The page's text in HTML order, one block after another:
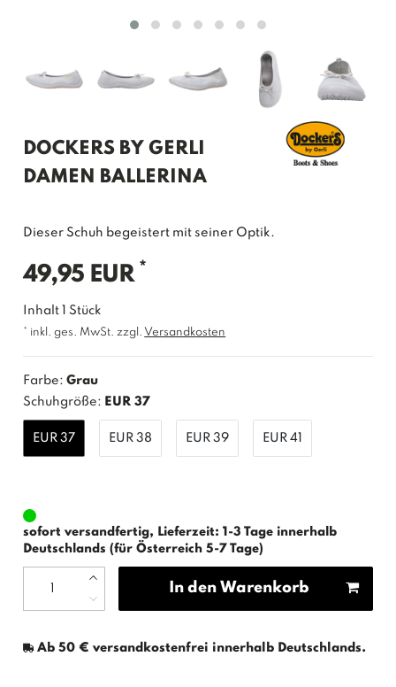
DOCKERS BY GERLI
DAMEN BALLERINA
Dieser Schuh begeistert mit seiner Optik.
49,95 EUR *
Inhalt1Stück
* inkl. ges. MwSt. zzgl. Versandkosten
Farbe:Grau
Schuhgröße: EUR 37
EUR 37 EUR 38 EUR 39 EUR 41
sofort versandfertig, Lieferzeit: 1-3 Tage innerhalb
Deutschlands (für Österreich 5-7 Tage)
In den Warenkorb
Ab 50 € versandkostenfrei innerhalb Deutschlands.